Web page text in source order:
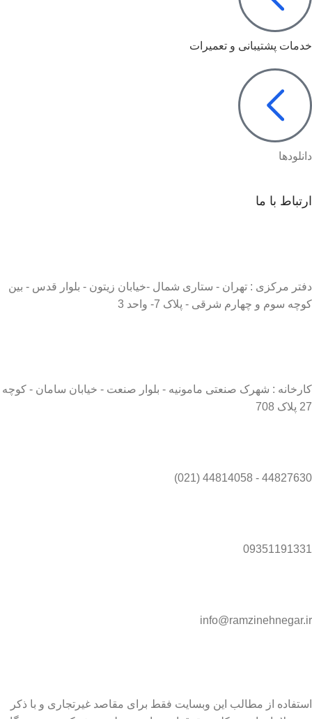
خدمات پشتیبانی و تعمیرات
دانلودها
ارتباط با ما
دفتر مرکزی : تهران - ستاری شمال -خیابان زیتون - بلوار قدس - بین
کوچه سوم و چهارم شرقی - پلاک 7- واحد 3
کارخانه : شهرک صنعتی مامونیه - بلوار صنعت - خیابان سامان - کوچه
27 پلاک 708
44827630 - 44814058 (021)
09351191331
info@ramzinehnegar.ir
استفاده از مطالب این وبسایت فقط برای مقاصد غیرتجاری و با ذکر